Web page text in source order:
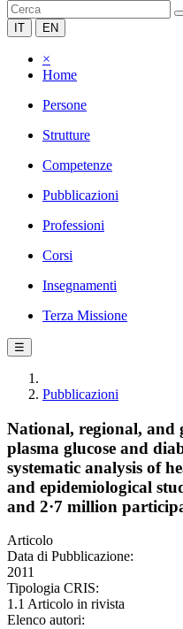
IT EN
×
Home
Persone
Strutture
Competenze
Pubblicazioni
Professioni
Corsi
Insegnamenti
Terza Missione
☰
Pubblicazioni
National, regional, and
plasma glucose and
systematic analysis of
and epidemiological
and 2·7 million
Articolo
Data di Pubblicazione:
2011
Tipologia CRIS:
1.1 Articolo in rivista
Elenco autori: